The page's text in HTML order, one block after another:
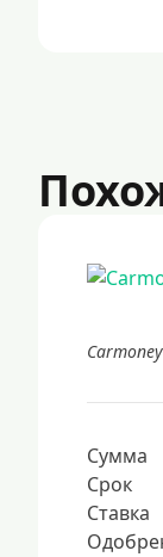
Carmoney
Сумма
Срок
Ставка